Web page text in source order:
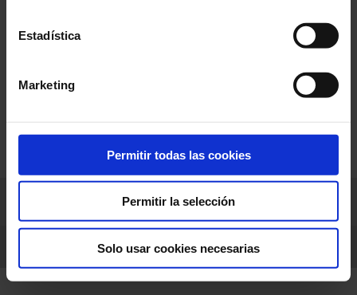
Estadística
Marketing
Permitir todas las cookies
Permitir la selección
Solo usar cookies necesarias
Pyrocontrole
LinkedInFacebook
TwitterInstagram